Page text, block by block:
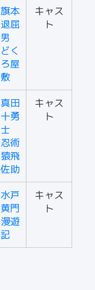
旗本
退屈
男
どく
ろ屋
敷
キャス
ト
真田
十勇
士
忍術
猿飛
佐助
キャス
ト
水戸
黄門
漫遊
記
キャス
ト